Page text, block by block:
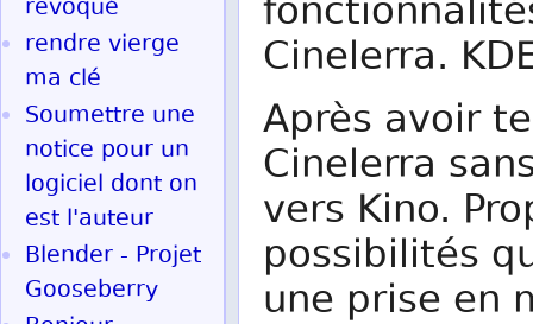
Cinelerra.
Après avoir
Cinelerra
vers Kino.
possibilités
une prise en
revoqué
rendre vierge
ma clé
Soumettre une
notice pour un
logiciel dont on
est l'auteur
Blender - Projet
Gooseberry